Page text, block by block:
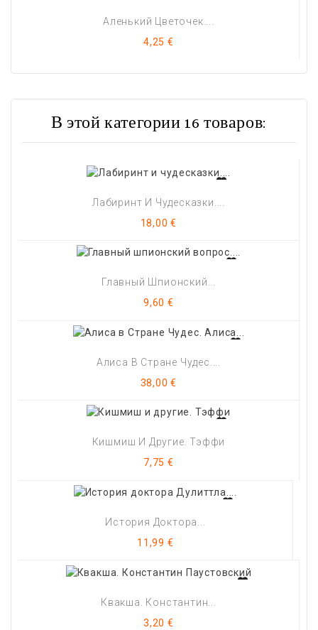
Аленький Цветочек....
Цена
4,25 €
В этой категории 16 товаров:
Лабиринт И Чудесказки....
Цена
18,00 €
Главный Шпионский...
Цена
9,60 €
Алиса В Стране Чудес....
Цена
38,00 €
Кишмиш И Другие. Тэффи
Цена
7,75 €
История Доктора...
Цена
11,99 €
Квакша. Константин...
Цена
3,20 €